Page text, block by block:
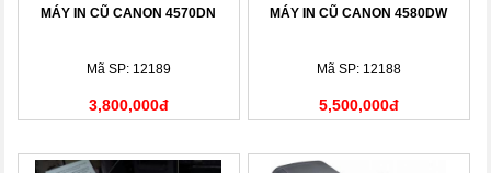
MÁY IN CŨ CANON 4570DN
Mã SP: 12189
3,800,000đ
MÁY IN CŨ CANON 4580DW
Mã SP: 12188
5,500,000đ